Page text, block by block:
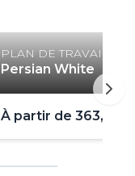
PLAN DE TRAVAIL
Persian White
À partir de 363,00 €